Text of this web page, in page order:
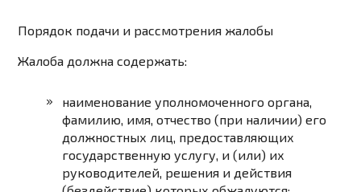
Порядок подачи и рассмотрения жалобы
Жалоба должна содержать:
наименование уполномоченного органа,
фамилию, имя, отчество (при наличии) его
должностных лиц, предоставляющих
государственную услугу, и (или) их
руководителей, решения и действия